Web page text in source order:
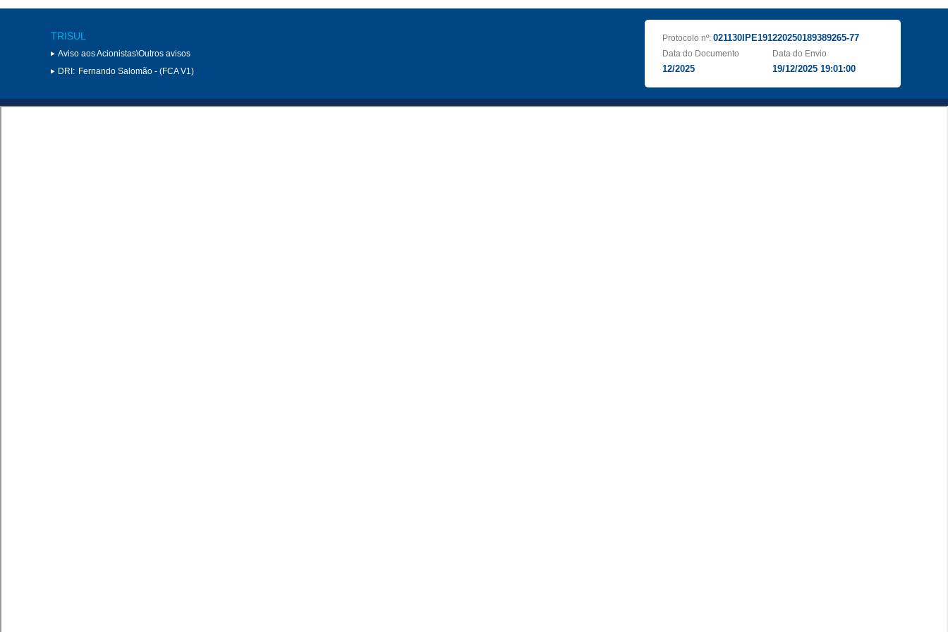
TRISUL
Aviso aos Acionistas\Outros avisos
DRI: Fernando Salomão - (FCA V1)
Protocolo nº: 021130IPE191220250189389265-77
Data do Documento
12/2025
Data do Envio
19/12/2025 19:01:00